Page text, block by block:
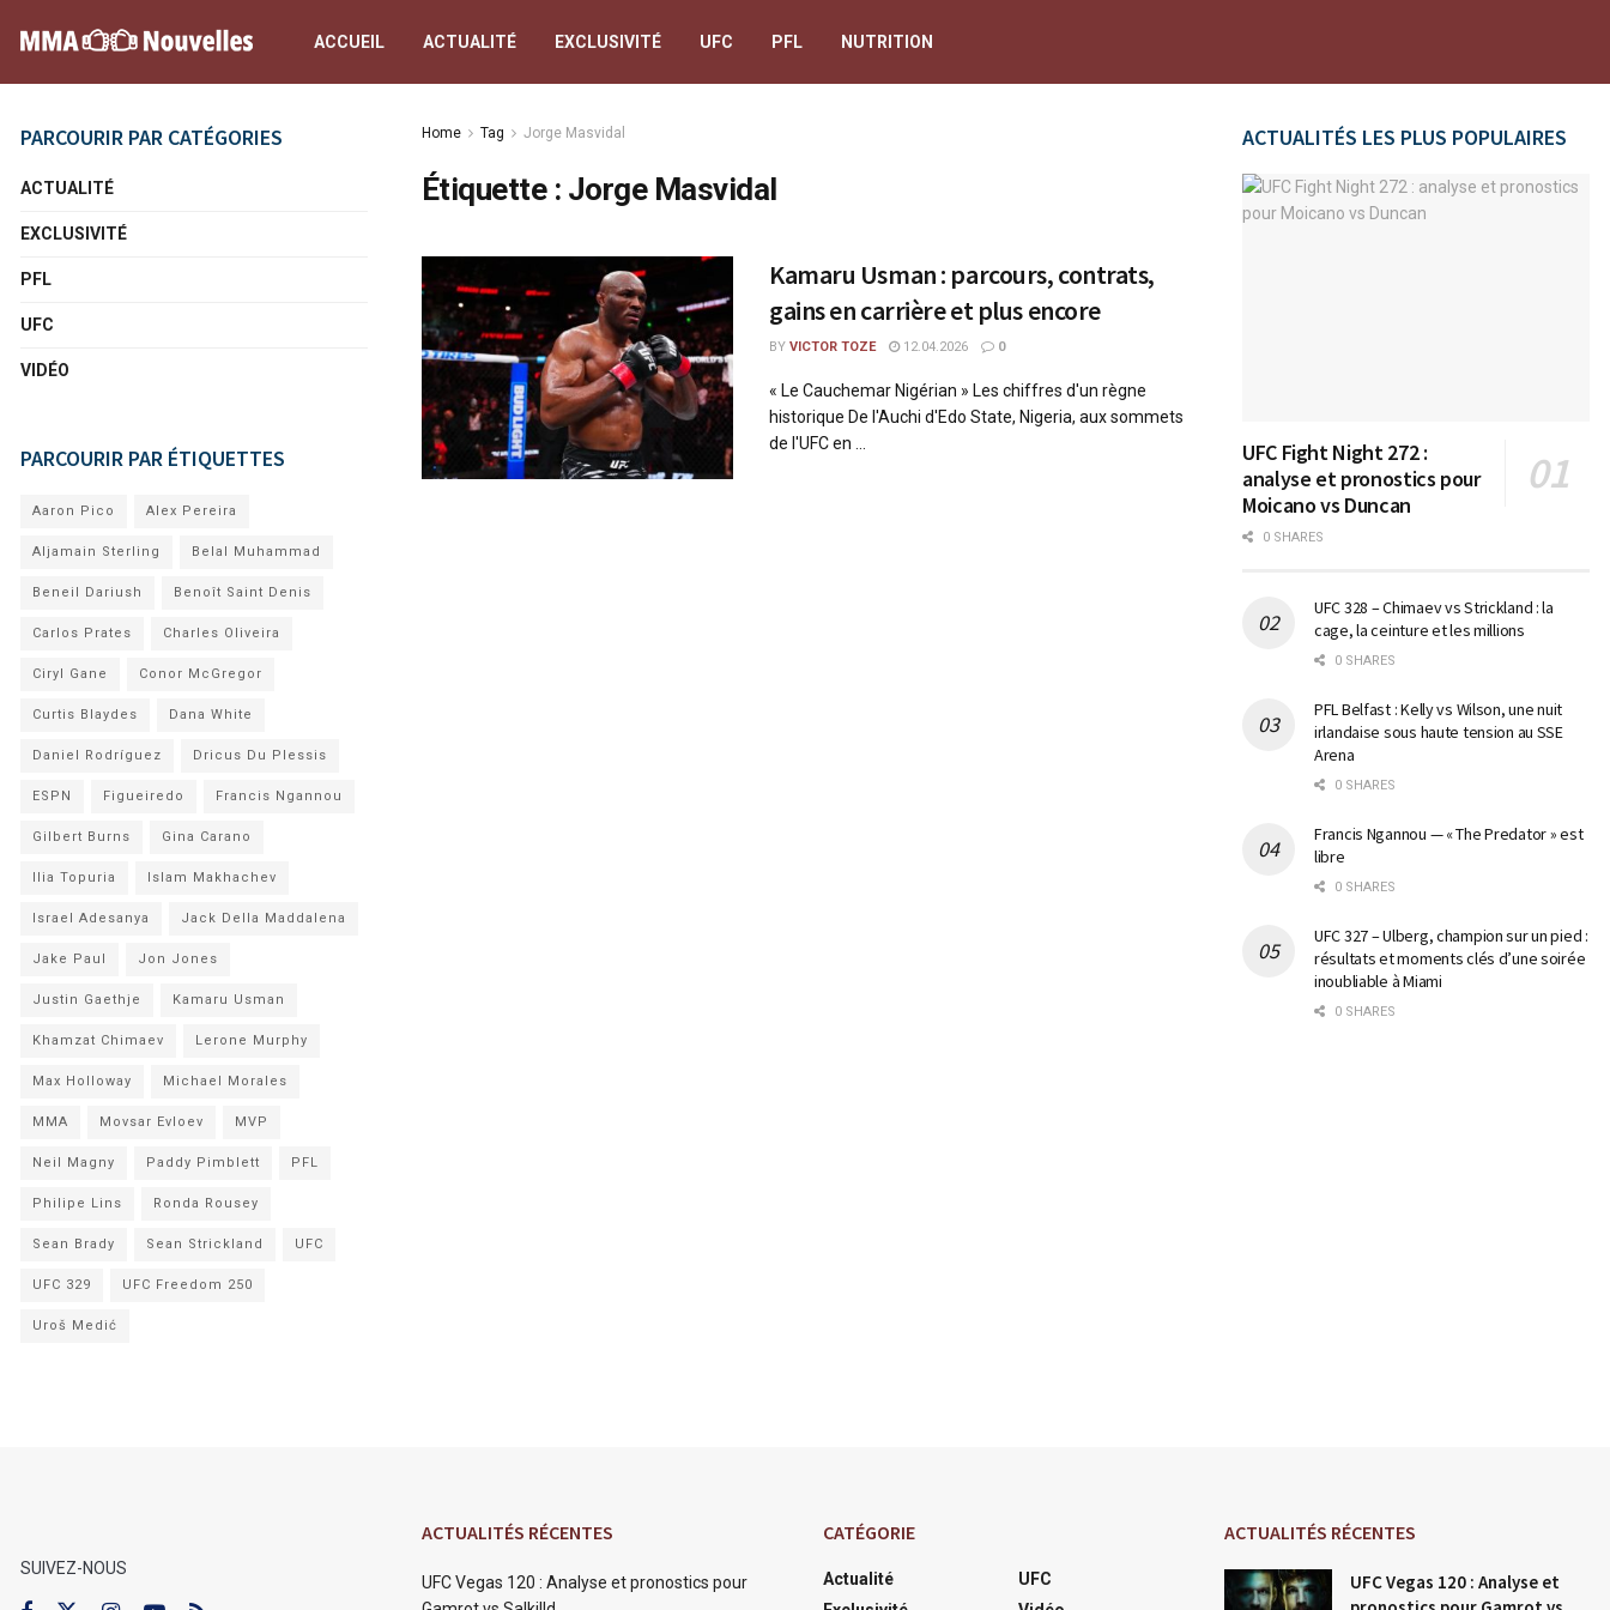
ACCUEIL ACTUALITÉ EXCLUSIVITÉ UFC PFL NUTRITION
Home Tag Jorge Masvidal
Étiquette : Jorge Masvidal
Kamaru Usman : parcours, contrats,
gains en carrière et plus encore
BY VICTOR TOZE 12.04.2026 0
« Le Cauchemar Nigérian » Les chiffres d'un règne
historique De l'Auchi d'Edo State, Nigeria, aux sommets
de l'UFC en ...
PARCOURIR PAR CATÉGORIES
ACTUALITÉ
EXCLUSIVITÉ
PFL
UFC
VIDÉO
PARCOURIR PAR ÉTIQUETTES
Aaron Pico Alex Pereira
Aljamain Sterling Belal Muhammad
Beneil Dariush Benoît Saint Denis
Carlos Prates Charles Oliveira
Ciryl Gane Conor McGregor
Curtis Blaydes Dana White
Daniel Rodríguez Dricus Du Plessis
ESPN Figueiredo Francis Ngannou
Gilbert Burns Gina Carano
Ilia Topuria Islam Makhachev
Israel Adesanya Jack Della Maddalena
Jake Paul Jon Jones
Justin Gaethje Kamaru Usman
Khamzat Chimaev Lerone Murphy
Max Holloway Michael Morales
MMA Movsar Evloev MVP
Neil Magny Paddy Pimblett PFL
Philipe Lins Ronda Rousey
Sean Brady Sean Strickland UFC
UFC 329 UFC Freedom 250
Uroš Medić
ACTUALITÉS LES PLUS POPULAIRES
UFC Fight Night 272 :
analyse et pronostics pour
Moicano vs Duncan
0 SHARES
UFC 328 – Chimaev vs Strickland : la
cage, la ceinture et les millions
0 SHARES
PFL Belfast : Kelly vs Wilson, une nuit
irlandaise sous haute tension au SSE
Arena
0 SHARES
Francis Ngannou — « The Predator » est
libre
0 SHARES
UFC 327 – Ulberg, champion sur un pied :
résultats et moments clés d’une soirée
inoubliable à Miami
0 SHARES
SUIVEZ-NOUS
ACTUALITÉS RÉCENTES
UFC Vegas 120 : Analyse et pronostics pour
CATÉGORIE
Actualité
UFC
ACTUALITÉS RÉCENTES
UFC Vegas 120 : Analyse et